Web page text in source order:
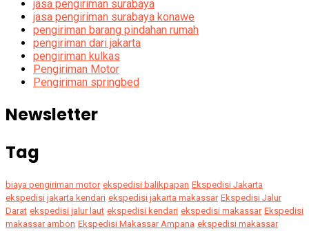
jasa pengiriman surabaya
jasa pengiriman surabaya konawe
pengiriman barang pindahan rumah
pengiriman dari jakarta
pengiriman kulkas
Pengiriman Motor
Pengiriman springbed
Newsletter
Tag
biaya pengiriman motor ekspedisi balikpapan Ekspedisi Jakarta
ekspedisi jakarta kendari ekspedisi jakarta makassar Ekspedisi Jalur
Darat ekspedisi jalur laut ekspedisi kendari ekspedisi makassar Ekspedisi
makassar ambon Ekspedisi Makassar Ampana ekspedisi makassar